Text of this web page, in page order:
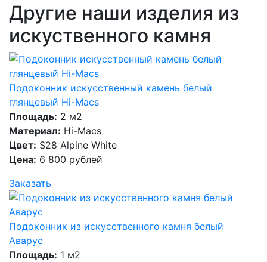
Другие наши изделия из
искуственного камня
Подоконник искусственный камень белый
глянцевый Hi-Macs
Площадь: 2 м2
Материал: Hi-Macs
Цвет: S28 Alpine White
Цена: 6 800 рублей
Заказать
Подоконник из искусственного камня белый
Аварус
Площадь: 1 м2